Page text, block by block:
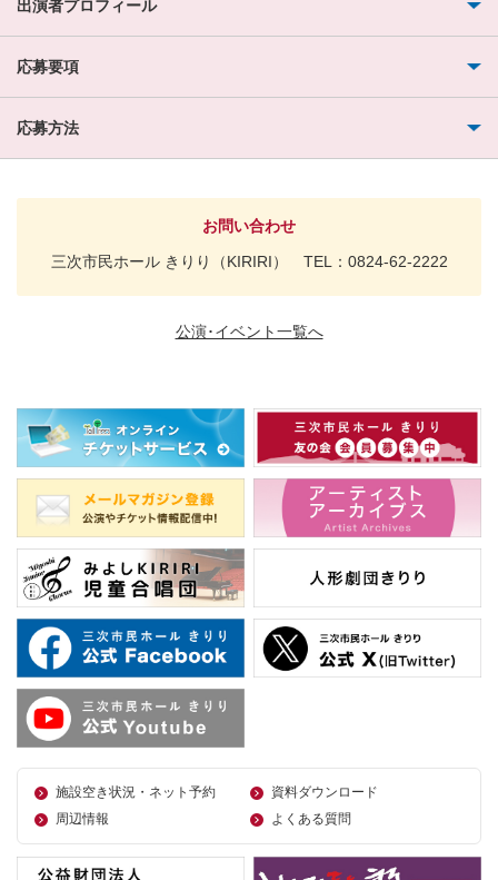
出演者プロフィール
応募要項
応募方法
お問い合わせ
三次市民ホール きりり（KIRIRI） TEL：0824-62-2222
公演･イベント一覧へ
施設空き状況・ネット予約
資料ダウンロード
周辺情報
よくある質問